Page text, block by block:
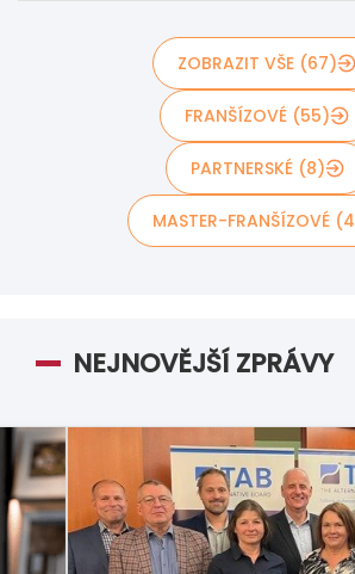
ZOBRAZIT VŠE (67)
FRANŠÍZOVÉ (55)
PARTNERSKÉ (8)
MASTER-FRANŠÍZOVÉ
NEJNOVĚJŠÍ ZPRÁVY